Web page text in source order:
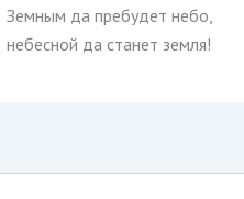
Земным да пребудет небо,
небесной да станет земля!